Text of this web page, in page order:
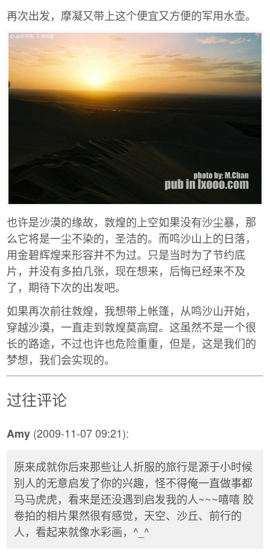
再次出发，摩凝又带上这个便宜又方便的军用水壶。
也许是沙漠的缘故，敦煌的上空如果没有沙尘暴，那
么它将是一尘不染的，圣洁的。而鸣沙山上的日落，
用金碧辉煌来形容并不为过。只是当时为了节约底
片，并没有多拍几张，现在想来，后悔已经来不及
了，期待下次的出发吧。
如果再次前往敦煌，我想带上帐篷，从鸣沙山开始，
穿越沙漠，一直走到敦煌莫高窟。这虽然不是一个很
长的路途，不过也许也危险重重，但是，这是我们的
梦想，我们会实现的。
过往评论
Amy (2009-11-07 09:21):
原来成就你后来那些让人折服的旅行是源于小时候
别人的无意启发了你的兴趣，怪不得俺一直做事都
马马虎虎，看来是还没遇到启发我的人~~~嘻嘻 胶
卷拍的相片果然很有感觉，天空、沙丘、前行的
人，看起来就像水彩画，^_^